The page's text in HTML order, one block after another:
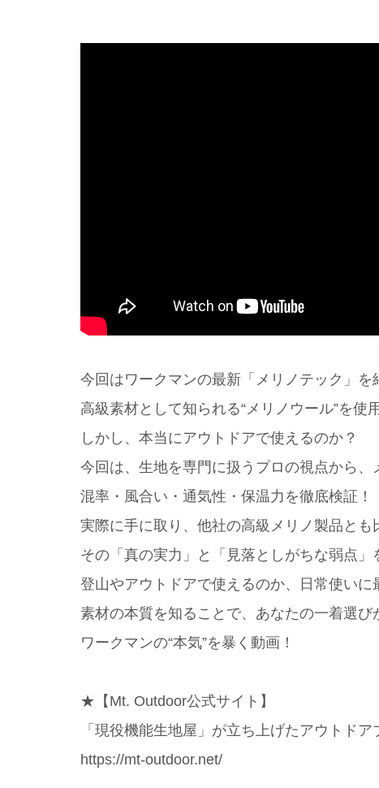
今回はワークマンの最新「メリノテック」を
高級素材として知られる“メリノウール”を
しかし、本当にアウトドアで使えるのか？
今回は、生地を専門に扱うプロの視点から、
混率・風合い・通気性・保温力を徹底検証！
実際に手に取り、他社の高級メリノ製品とも
その「真の実力」と「見落としがちな弱点」
登山やアウトドアで使えるのか、日常使い
素材の本質を知ることで、あなたの一着選び
ワークマンの“本気”を暴く動画！
★【Mt. Outdoor公式サイト】
「現役機能生地屋」が立ち上げたアウトドア
https://mt-outdoor.net/